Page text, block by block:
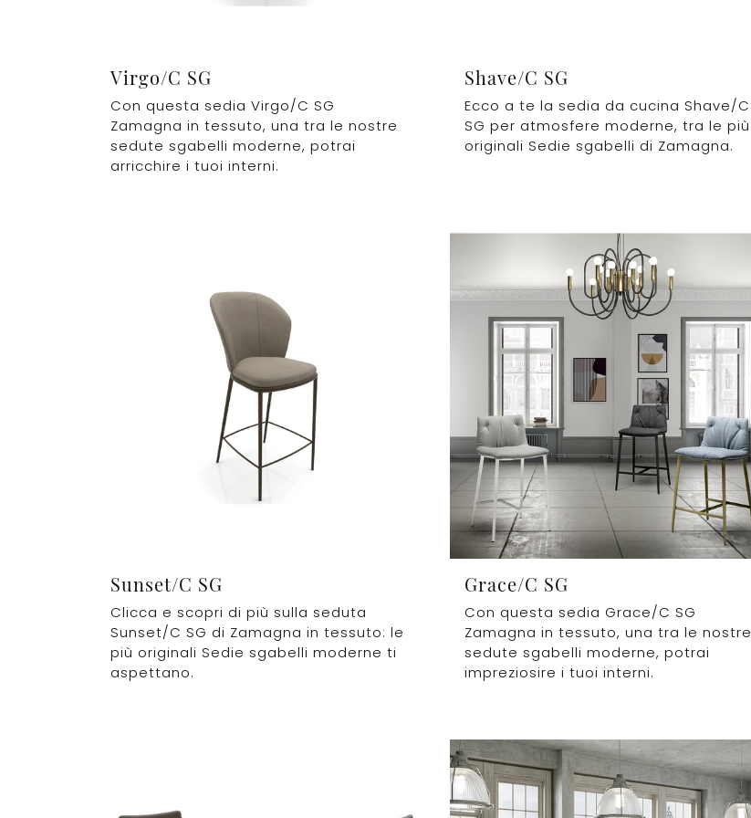
Virgo/C SG
Con questa sedia Virgo/C SG
Zamagna in tessuto, una tra le nostre
sedute sgabelli moderne, potrai
arricchire i tuoi interni.
Shave/C SG
Ecco a te la sedia da cucina Shave/C
SG per atmosfere moderne, tra le più
originali Sedie sgabelli di Zamagna.
Sunset/C SG
Clicca e scopri di più sulla seduta
Sunset/C SG di Zamagna in tessuto: le
più originali Sedie sgabelli moderne ti
aspettano.
Grace/C SG
Con questa sedia Grace/C SG
Zamagna in tessuto, una tra le nostre
sedute sgabelli moderne, potrai
impreziosire i tuoi interni.